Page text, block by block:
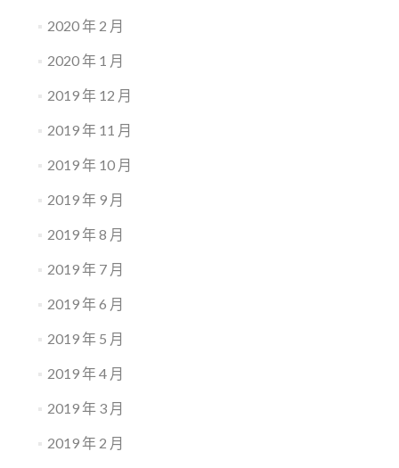
2020 年 2 月
2020 年 1 月
2019 年 12 月
2019 年 11 月
2019 年 10 月
2019 年 9 月
2019 年 8 月
2019 年 7 月
2019 年 6 月
2019 年 5 月
2019 年 4 月
2019 年 3 月
2019 年 2 月